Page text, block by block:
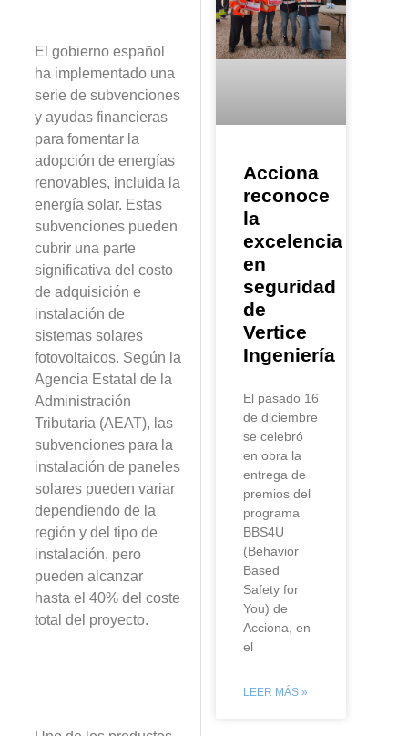
El gobierno español
ha implementado una
serie de subvenciones
y ayudas financieras
para fomentar la
adopción de energías
renovables, incluida la
energía solar. Estas
subvenciones pueden
cubrir una parte
significativa del costo
de adquisición e
instalación de
sistemas solares
fotovoltaicos. Según la
Agencia Estatal de la
Administración
Tributaria (AEAT), las
subvenciones para la
instalación de paneles
solares pueden variar
dependiendo de la
región y del tipo de
instalación, pero
pueden alcanzar
hasta el 40% del coste
total del proyecto.
Acciona
reconoce
la
excelencia
en
seguridad
de
Vertice
Ingeniería
El pasado 16
de diciembre
se celebró
en obra la
entrega de
premios del
programa
BBS4U
(Behavior
Based
Safety for
You) de
Acciona, en
el
LEER MÁS »